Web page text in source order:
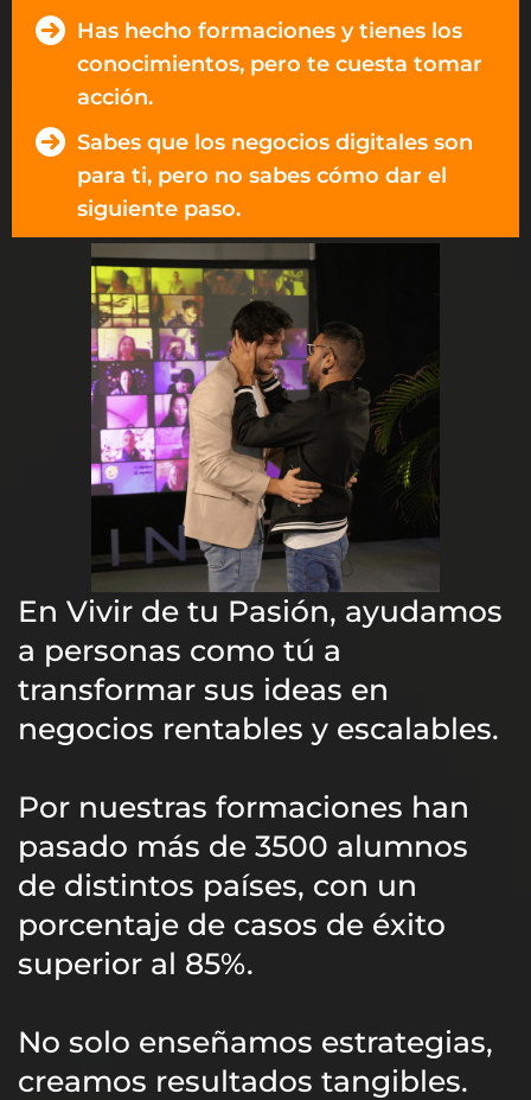
Has hecho formaciones y tienes los
conocimientos, pero te cuesta tomar
acción.
Sabes que los negocios digitales son
para ti, pero no sabes cómo dar el
siguiente paso.
En Vivir de tu Pasión, ayudamos
a personas como tú a
transformar sus ideas en
negocios rentables y escalables.
Por nuestras formaciones han
pasado más de 3500 alumnos
de distintos países, con un
porcentaje de casos de éxito
superior al 85%.
No solo enseñamos estrategias,
creamos resultados tangibles.